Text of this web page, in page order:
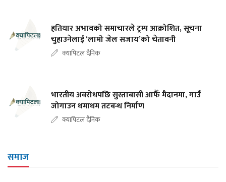
हतियार अभावको समाचारले ट्रम्प आक्रोशित, सूचना
चुहाउनेलाई ‘लामो जेल सजाय’को चेतावनी
क्यापिटल दैनिक
भारतीय अवरोधपछि सुस्ताबासी आफैँ मैदानमा, गाउँ
जोगाउन धमाधम तटबन्ध निर्माण
क्यापिटल दैनिक
समाज